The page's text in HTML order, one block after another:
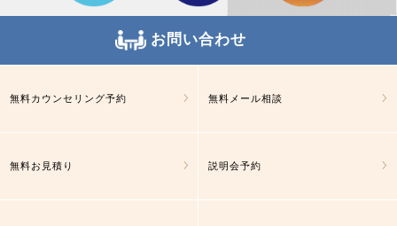
お問い合わせ
無料カウンセリング予約 無料メール相談
無料お見積り 説明会予約